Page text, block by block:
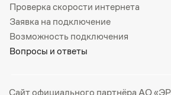
Проверка скорости интернета
Заявка на подключение
Возможность подключения
Вопросы и ответы